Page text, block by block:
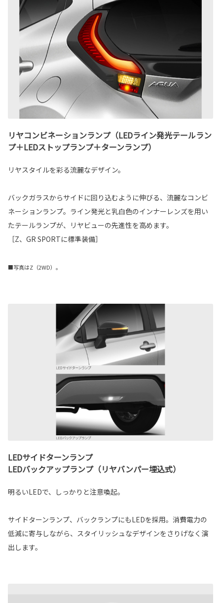
リヤコンビネーションランプ（LEDライン発光テールラン
プ＋LEDストップランプ＋ターンランプ）
リヤスタイルを彩る流麗なデザイン。
バックガラスからサイドに回り込むように伸びる、流麗なコンビ
ネーションランプ。ライン発光と乳白色のインナーレンズを用い
たテールランプが、リヤビューの先進性を高めます。
［Z、GR SPORTに標準装備］
■写真はZ（2WD）。
LEDサイドターンランプ
LEDバックアップランプ（リヤバンパー埋込式）
明るいLEDで、しっかりと注意喚起。
サイドターンランプ、バックランプにもLEDを採用。消費電力の
低減に寄与しながら、スタイリッシュなデザインをさりげなく演
出します。